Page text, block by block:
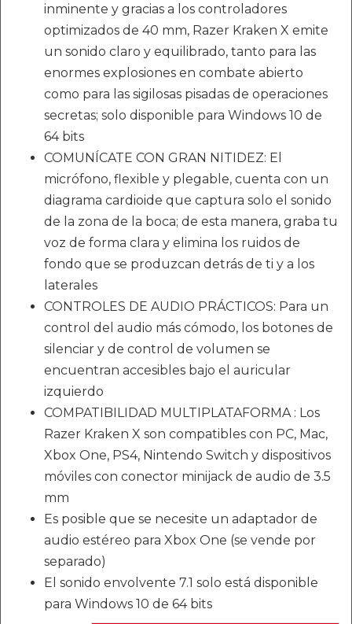
inminente y gracias a los controladores
optimizados de 40 mm, Razer Kraken X emite
un sonido claro y equilibrado, tanto para las
enormes explosiones en combate abierto
como para las sigilosas pisadas de operaciones
secretas; solo disponible para Windows 10 de
64 bits
COMUNÍCATE CON GRAN NITIDEZ: El
micrófono, flexible y plegable, cuenta con un
diagrama cardioide que captura solo el sonido
de la zona de la boca; de esta manera, graba tu
voz de forma clara y elimina los ruidos de
fondo que se produzcan detrás de ti y a los
laterales
CONTROLES DE AUDIO PRÁCTICOS: Para un
control del audio más cómodo, los botones de
silenciar y de control de volumen se
encuentran accesibles bajo el auricular
izquierdo
COMPATIBILIDAD MULTIPLATAFORMA : Los
Razer Kraken X son compatibles con PC, Mac,
Xbox One, PS4, Nintendo Switch y dispositivos
móviles con conector minijack de audio de 3.5
mm
Es posible que se necesite un adaptador de
audio estéreo para Xbox One (se vende por
separado)
El sonido envolvente 7.1 solo está disponible
para Windows 10 de 64 bits